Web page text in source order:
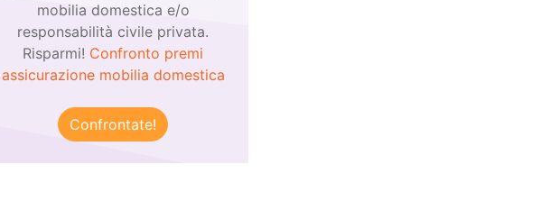
mobilia domestica e/o
responsabilità civile privata.
Risparmi! Confronto premi
assicurazione mobilia domestica
Confrontate!